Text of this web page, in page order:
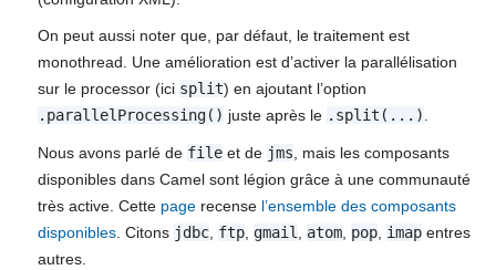
On peut aussi noter que, par défaut, le traitement est
monothread. Une amélioration est d’activer la parallélisation
sur le processor (ici split) en ajoutant l’option
.parallelProcessing() juste après le .split(...).
Nous avons parlé de fileet de jms, mais les composants
disponibles dans Camel sont légion grâce à une communauté
très active. Cette pagerecense l’ensemble des composants
disponibles. Citons jdbc, ftp, gmail, atom, pop, imapentres
autres.